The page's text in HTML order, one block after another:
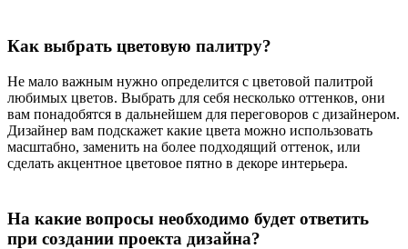
Как выбрать цветовую палитру?
Не мало важным нужно определится с цветовой палитрой
любимых цветов. Выбрать для себя несколько оттенков, они
вам понадобятся в дальнейшем для переговоров с дизайнером.
Дизайнер вам подскажет какие цвета можно использовать
масштабно, заменить на более подходящий оттенок, или
сделать акцентное цветовое пятно в декоре интерьера.
На какие вопросы необходимо будет ответить
при создании проекта дизайна?